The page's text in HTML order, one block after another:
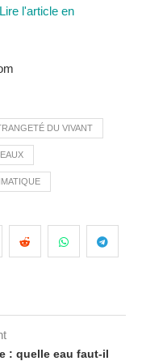
l'article en
DU VIVANT
: quelle eau faut-il